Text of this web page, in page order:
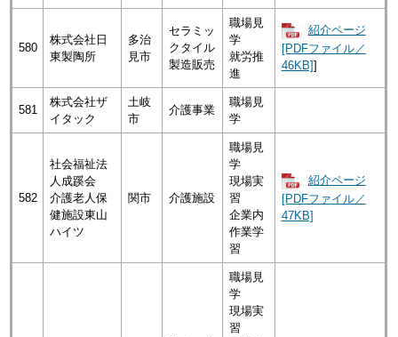
580
株式会社日
東製陶所
多治
見市
セラミッ
クタイル
製造販売
職場見
学
就労推
進
紹介ページ
[PDFファイル／
46KB]]
581
株式会社ザ
イタック
土岐
市
介護事業
職場見
学
582
社会福祉法
人成蹊会
介護老人保
健施設東山
ハイツ
関市 介護施設
職場見
学
現場実
習
企業内
作業学
習
紹介ページ
[PDFファイル／
47KB]
職場見
学
現場実
習